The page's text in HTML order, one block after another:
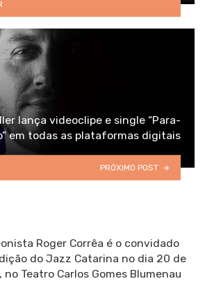
lança videoclipe e single “Para-
em todas as plataformas digitais
PRÓXIMO POST
Roger Corrêa é o convidado
do Jazz Catarina no dia 20 de
no Teatro Carlos Gomes Blumenau